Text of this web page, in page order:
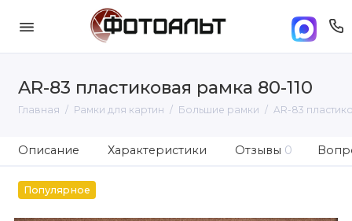
AR-83 пластиковая рамка 80-110
Главная Рамки для картин Большие рамки AR-83
Описание Характеристики Отзывы 0
Популярное